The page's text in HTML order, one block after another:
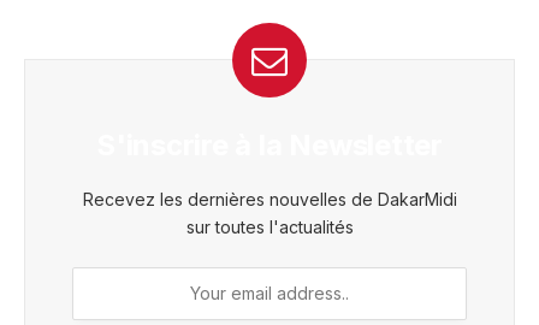
Recevez les dernières nouvelles de DakarMidi
sur toutes l'actualités